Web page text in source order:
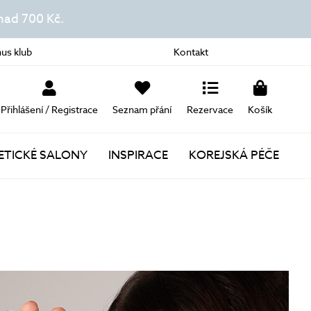
700 Kč.
klub Kontakt
Přihlášení / Registrace Seznam přání Rezervace Košík
SALONY INSPIRACE KOREJSKÁ PÉČE